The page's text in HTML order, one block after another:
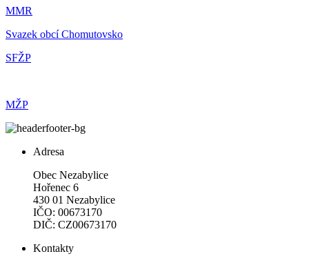
MMR
Svazek obcí Chomutovsko
SFŽP
MŽP
Adresa
Obec Nezabylice
Hořenec 6
430 01 Nezabylice
IČO: 00673170
DIČ: CZ00673170
Kontakty